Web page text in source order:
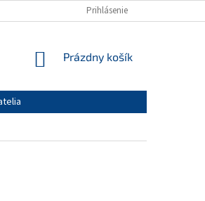
KONTAKTNÝ FORMULÁR
Prihlásenie
NÁKUPNÝ
Prázdny košík